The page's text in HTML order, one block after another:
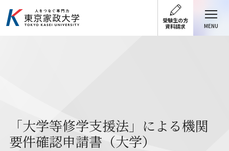
受験生の方
資料請求
MENU
「大学等修学支援法」による機関
要件確認申請書（大学）